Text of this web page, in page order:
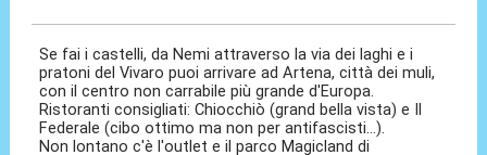
Se fai i castelli, da Nemi attraverso la via dei laghi e i
pratoni del Vivaro puoi arrivare ad Artena, città dei muli,
con il centro non carrabile più grande d'Europa.
Ristoranti consigliati: Chiocchiò (grand bella vista) e Il
Federale (cibo ottimo ma non per antifascisti...).
Non lontano c'è l'outlet e il parco Magicland di